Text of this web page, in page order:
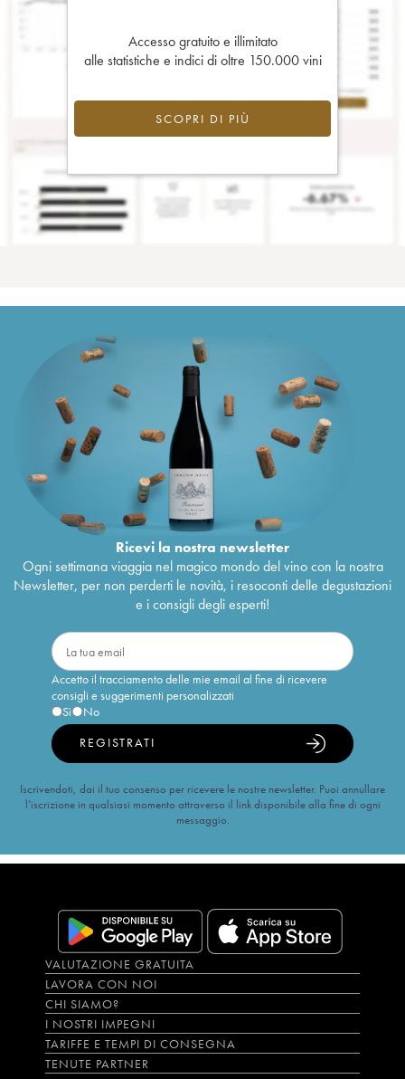
Accesso gratuito e illimitato
alle statistiche e indici di oltre 150.000 vini
SCOPRI DI PIÙ
Ricevi la nostra newsletter
Ogni settimana viaggia nel magico mondo del vino con la nostra
Newsletter, per non perderti le novità, i resoconti delle degustazioni
e i consigli degli esperti!
Accetto il tracciamento delle mie email al fine di ricevere
consigli e suggerimenti personalizzati
Sì
No
REGISTRATI
Iscrivendoti, dai il tuo consenso per ricevere le nostre newsletter. Puoi annullare
l’iscrizione in qualsiasi momento attraverso il link disponibile alla fine di ogni
messaggio.
VALUTAZIONE GRATUITA
LAVORA CON NOI
CHI SIAMO?
I NOSTRI IMPEGNI
TARIFFE E TEMPI DI CONSEGNA
TENUTE PARTNER